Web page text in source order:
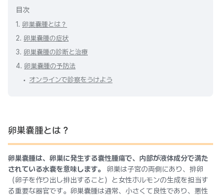
目次
1. 卵巣嚢腫とは？
2. 卵巣嚢腫の症状
3. 卵巣嚢腫の診断と治療
4. 卵巣嚢腫の予防法
オンラインで診察をうけよう
卵巣嚢腫とは？
卵巣嚢腫は、卵巣に発生する嚢性腫瘍で、内部が液体成分で満た
されている水嚢を意味します。
卵巣は子宮の両側にあり、排卵
（卵子を作り出し排出すること）と女性ホルモンの生成を担当す
る重要な器官です。卵巣嚢腫は通常、小さくて良性であり、悪性